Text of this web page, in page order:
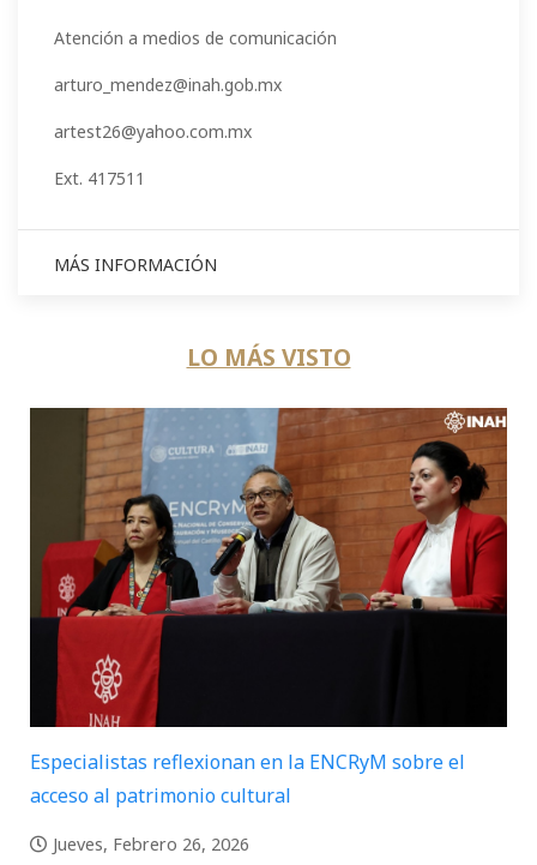
Atención a medios de comunicación
arturo_mendez@inah.gob.mx
artest26@yahoo.com.mx
Ext. 417511
MÁS INFORMACIÓN
LO MÁS VISTO
Especialistas reflexionan en la ENCRyM sobre el
acceso al patrimonio cultural
Jueves, Febrero 26, 2026